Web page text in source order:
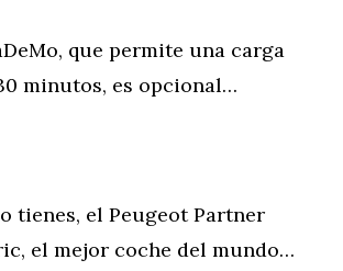
que permite una carga
minutos, es opcional…
tienes, el Peugeot Partner
el mejor coche del mundo…